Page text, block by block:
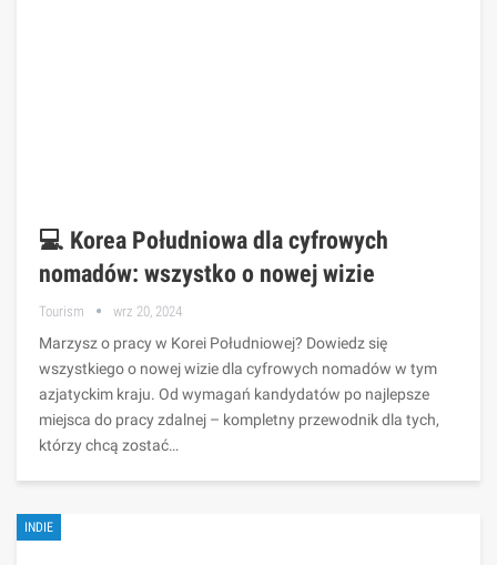
💻 Korea Południowa dla cyfrowych
nomadów: wszystko o nowej wizie
Tourism wrz 20, 2024
Marzysz o pracy w Korei Południowej? Dowiedz się
wszystkiego o nowej wizie dla cyfrowych nomadów w tym
azjatyckim kraju. Od wymagań kandydatów po najlepsze
miejsca do pracy zdalnej – kompletny przewodnik dla tych,
którzy chcą zostać…
INDIE